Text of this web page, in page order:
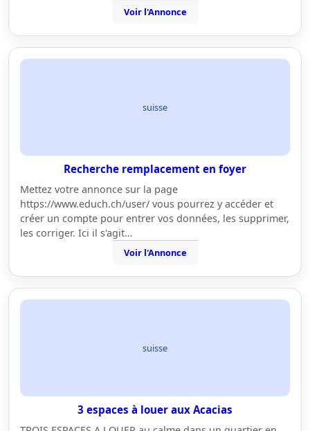
Voir l'Annonce
suisse
Recherche remplacement en foyer
Mettez votre annonce sur la page
https://www.educh.ch/user/ vous pourrez y accéder et
créer un compte pour entrer vos données, les supprimer,
les corriger. Ici il s'agit…
Voir l'Annonce
suisse
3 espaces à louer aux Acacias